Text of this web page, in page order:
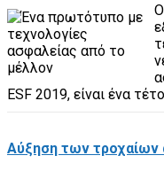
ESF 2019, είναι ένα
Αύξηση των τροχαίων